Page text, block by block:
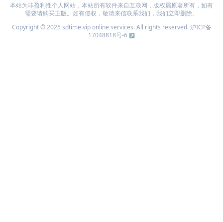
本站为非盈利性个人网站，本站所有软件来自互联网，版权属原著所有，如有
需要请购买正版。如有侵权，敬请来信联系我们，我们立即删除。
Copyright © 2025 sdtime.vip online services. All rights reserved.沪ICP备
17048818号-6